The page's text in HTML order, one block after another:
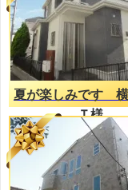
夏が楽しみです
Ｔ様